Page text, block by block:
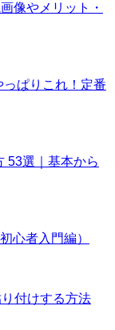
像やメリット・
ぱりこれ！定番
53選｜基本から
心者入門編）
付けする方法